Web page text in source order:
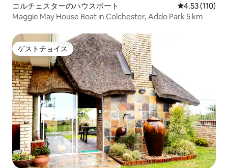
コルチェスターのハウスボート レビュー110
4.53 (110)
Maggie May House Boat in Colchester, Addo Park 5 km
ゲストチョイス
ゲストチョイス